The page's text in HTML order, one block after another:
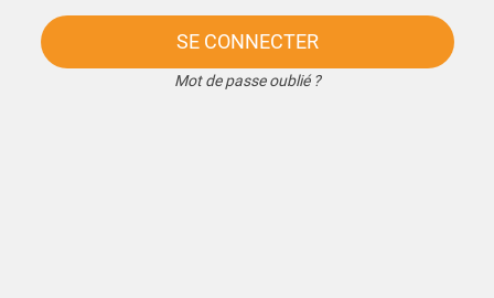
SE CONNECTER
Mot de passe oublié ?